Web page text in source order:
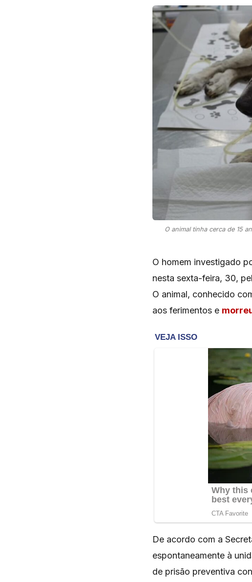
O animal tinha cerca de 15
O homem investigado
nesta sexta-feira, 30,
O animal, conhecido
aos ferimentos e
De acordo com a
espontaneamente à
de prisão preventiva